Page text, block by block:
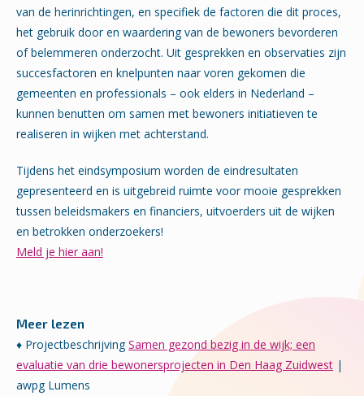
van de herinrichtingen, en specifiek de factoren die dit proces,
het gebruik door en waardering van de bewoners bevorderen
of belemmeren onderzocht. Uit gesprekken en observaties zijn
succesfactoren en knelpunten naar voren gekomen die
gemeenten en professionals – ook elders in Nederland –
kunnen benutten om samen met bewoners initiatieven te
realiseren in wijken met achterstand.
Tijdens het eindsymposium worden de eindresultaten
gepresenteerd en is uitgebreid ruimte voor mooie gesprekken
tussen beleidsmakers en financiers, uitvoerders uit de wijken
en betrokken onderzoekers!
Meld je hier aan!
Meer lezen
♦ ProjectbeschrijvingSamen gezond bezig in de wijk; een
evaluatie van drie bewoners­projecten in Den Haag Zuidwest |
awpg Lumens